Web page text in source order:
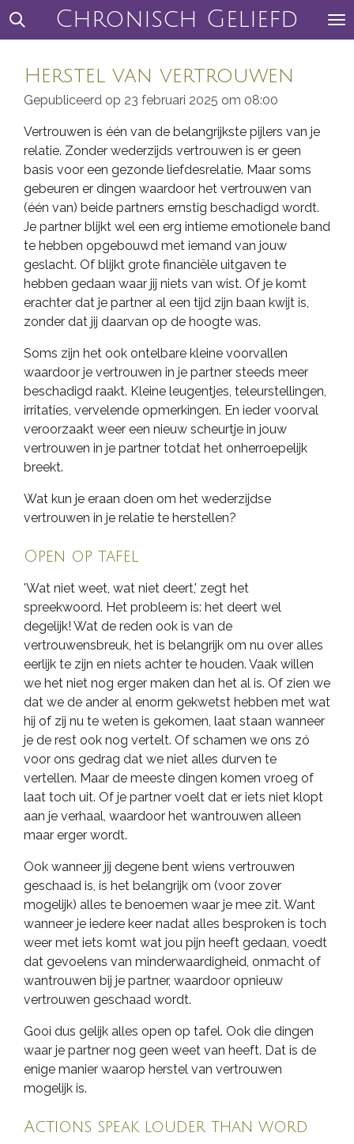
Ga
hoofdinhoud
Chronisch Geliefd
Herstel van vertrouwen
Gepubliceerd op 23 februari 2025 om 08:00
Vertrouwen is één van de belangrijkste pijlers van je
relatie. Zonder wederzijds vertrouwen is er geen
basis voor een gezonde liefdesrelatie. Maar soms
gebeuren er dingen waardoor het vertrouwen van
(één van) beide partners ernstig beschadigd wordt.
Je partner blijkt wel een erg intieme emotionele band
te hebben opgebouwd met iemand van jouw
geslacht. Of blijkt grote financiële uitgaven te
hebben gedaan waar jij niets van wist. Of je komt
erachter dat je partner al een tijd zijn baan kwijt is,
zonder dat jij daarvan op de hoogte was.
Soms zijn het ook ontelbare kleine voorvallen
waardoor je vertrouwen in je partner steeds meer
beschadigd raakt. Kleine leugentjes, teleurstellingen,
irritaties, vervelende opmerkingen. En ieder voorval
veroorzaakt weer een nieuw scheurtje in jouw
vertrouwen in je partner totdat het onherroepelijk
breekt.
Wat kun je eraan doen om het wederzijdse
vertrouwen in je relatie te herstellen?
Open op tafel
'Wat niet weet, wat niet deert,' zegt het
spreekwoord. Het probleem is: het deert wel
degelijk! Wat de reden ook is van de
vertrouwensbreuk, het is belangrijk om nu over alles
eerlijk te zijn en niets achter te houden. Vaak willen
we het niet nog erger maken dan het al is. Of zien we
dat we de ander al enorm gekwetst hebben met wat
hij of zij nu te weten is gekomen, laat staan wanneer
je de rest ook nog vertelt. Of schamen we ons zó
voor ons gedrag dat we niet alles durven te
vertellen. Maar de meeste dingen komen vroeg of
laat toch uit. Of je partner voelt dat er iets niet klopt
aan je verhaal, waardoor het wantrouwen alleen
maar erger wordt.
Ook wanneer jij degene bent wiens vertrouwen
geschaad is, is het belangrijk om (voor zover
mogelijk) alles te benoemen waar je mee zit. Want
wanneer je iedere keer nadat alles besproken is toch
weer met iets komt wat jou pijn heeft gedaan, voedt
dat gevoelens van minderwaardigheid, onmacht of
wantrouwen bij je partner, waardoor opnieuw
vertrouwen geschaad wordt.
Gooi dus gelijk alles open op tafel. Ook die dingen
waar je partner nog geen weet van heeft. Dat is de
enige manier waarop herstel van vertrouwen
mogelijk is.
Actions speak louder than word